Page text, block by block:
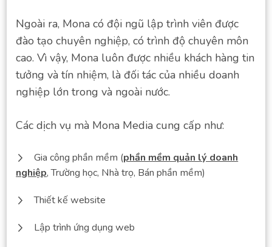
Ngoài ra, Mona có đội ngũ lập trình viên được
đào tạo chuyên nghiệp, có trình độ chuyên môn
cao. Vì vậy, Mona luôn được nhiều khách hàng tin
tưởng và tín nhiệm, là đối tác của nhiều doanh
nghiệp lớn trong và ngoài nước.
Các dịch vụ mà Mona Media cung cấp như:
Gia công phần mềm (phần mềm quản lý doanh
nghiệp, Trường học, Nhà trọ, Bán phần mềm)
Thiết kế website
Lập trình ứng dụng web